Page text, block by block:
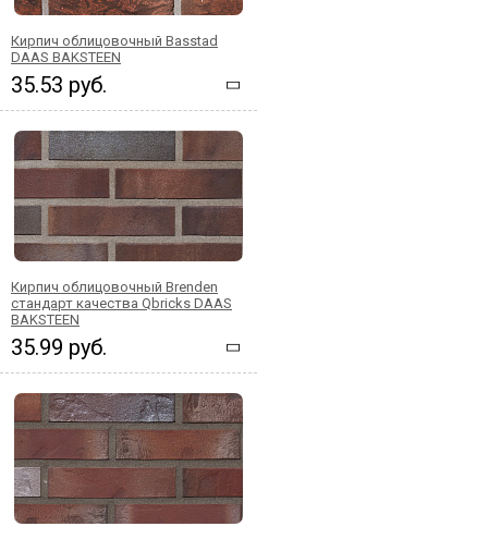
Кирпич облицовочный Basstad
DAAS BAKSTEEN
35.53 руб.
Кирпич облицовочный Brenden
стандарт качества Qbricks DAAS
BAKSTEEN
35.99 руб.